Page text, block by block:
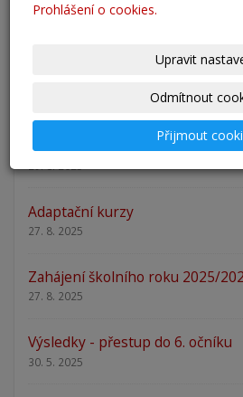
Zápis 2026
Pěšky do školy
Adaptační kurzy
27. 8. 2025
Zahájení školního roku 2025/
27. 8. 2025
Výsledky - přestup do 6. očníku
30. 5. 2025
Prohlášení o cookies.
Upravit
Odmítnout
Přijmout